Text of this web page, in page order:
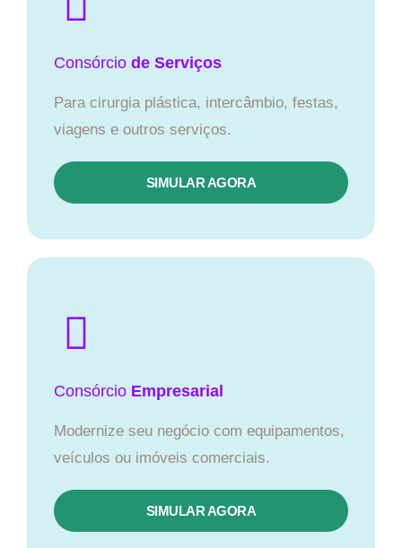
Consórcio de Serviços
Para cirurgia plástica, intercâmbio, festas,
viagens e outros serviços.
SIMULAR AGORA
Consórcio Empresarial
Modernize seu negócio com equipamentos,
veículos ou imóveis comerciais.
SIMULAR AGORA